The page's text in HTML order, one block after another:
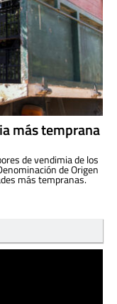
más temprana
de vendimia de los
de Origen
más tempranas.